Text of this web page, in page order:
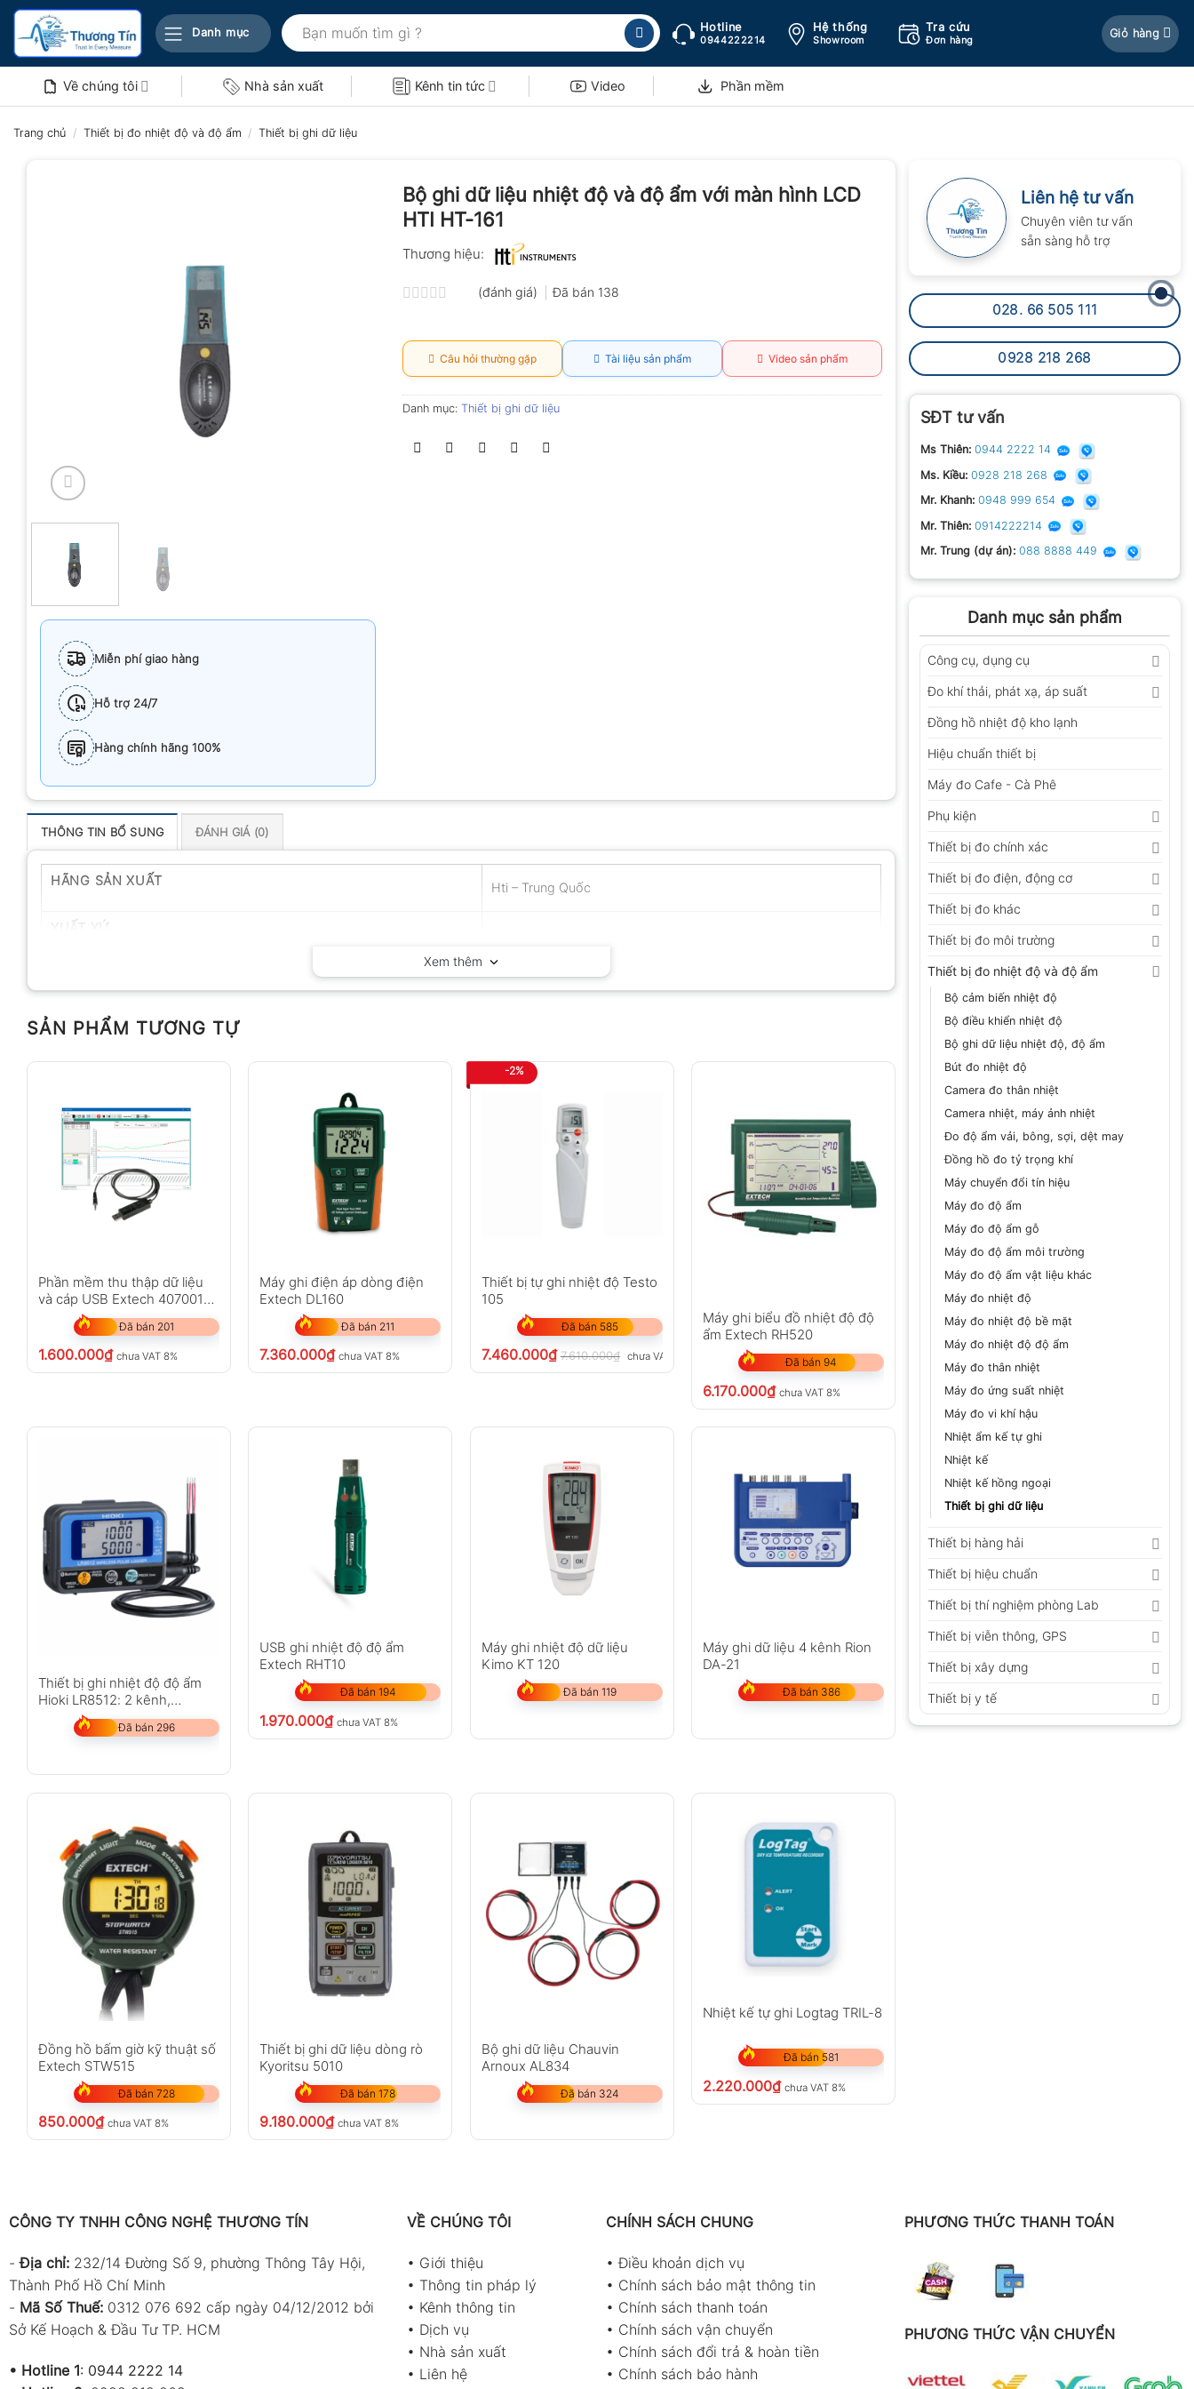
Bỏ
nội
Danh mục
Tìm
kiếm:
Hotline
0944222214
Hệ thống
Showroom
Tra cứu
Đơn hàng
Giỏ hàng
Về chúng tôi Nhà sản xuất Kênh tin tức Video Phần mềm
Trang chủ / Thiết bị đo nhiệt độ và độ ẩm / Thiết bị ghi dữ liệu
Liên hệ tư vấn
Chuyên viên tư vấn
sẵn sàng hỗ trợ
028. 66 505 111
0928 218 268
SĐT tư vấn
Ms Thiên: 0944 2222 14
Ms. Kiều: 0928 218 268
Mr. Khanh: 0948 999 654
Mr. Thiên: 0914222214
Mr. Trung (dự án): 088 8888 449
Danh mục sản phẩm
Công cụ, dụng cụ
Đo khí thải, phát xạ, áp suất
Đồng hồ nhiệt độ kho lạnh
Hiệu chuẩn thiết bị
Máy đo Cafe - Cà Phê
Phụ kiện
Thiết bị đo chính xác
Thiết bị đo điện, động cơ
Thiết bị đo khác
Thiết bị đo môi trường
Thiết bị đo nhiệt độ và độ ẩm
Bộ cảm biến nhiệt độ
Bộ điều khiển nhiệt độ
Bộ ghi dữ liệu nhiệt độ, độ ẩm
Bút đo nhiệt độ
Camera đo thân nhiệt
Camera nhiệt, máy ảnh nhiệt
Đo độ ẩm vải, bông, sợi, dệt may
Đồng hồ đo tỷ trọng khí
Máy chuyển đổi tín hiệu
Máy đo độ ẩm
Máy đo độ ẩm gỗ
Máy đo độ ẩm môi trường
Máy đo độ ẩm vật liệu khác
Máy đo nhiệt độ
Máy đo nhiệt độ bề mặt
Máy đo nhiệt độ độ ẩm
Máy đo thân nhiệt
Máy đo ứng suất nhiệt
Máy đo vi khí hậu
Nhiệt ẩm kế tự ghi
Nhiệt kế
Nhiệt kế hồng ngoại
Thiết bị ghi dữ liệu
Thiết bị hàng hải
Thiết bị hiệu chuẩn
Thiết bị thí nghiệm phòng Lab
Thiết bị viễn thông, GPS
Thiết bị xây dựng
Thiết bị y tế
Miễn phí giao hàng
Hỗ trợ 24/7
Hàng chính hãng 100%
Bộ ghi dữ liệu nhiệt độ và độ ẩm với màn hình LCD
HTI HT-161
Thương hiệu:
hạng
5
(đánh giá) Đã bán 138
Câu hỏi thường gặp Tài liệu sản phẩm Video sản phẩm
Danh mục: Thiết bị ghi dữ liệu
THÔNG TIN BỔ SUNG ĐÁNH GIÁ (0)
HÃNG SẢN XUẤT Hti – Trung Quốc
Xem thêm
SẢN PHẨM TƯƠNG TỰ
Phần mềm thu thập dữ liệu
và cáp USB Extech 407001-
Đã bán 201
1.600.000₫ chưa VAT 8%
Máy ghi điện áp dòng điện
Extech DL160
Đã bán 211
7.360.000₫ chưa VAT 8%
-2%
Thiết bị tự ghi nhiệt độ Testo
105
Đã bán 585
7.460.000₫ 7.610.000₫ chưa VAT 8%
Máy ghi biểu đồ nhiệt độ độ
ẩm Extech RH520
Đã bán 94
6.170.000₫ chưa VAT 8%
Thiết bị ghi nhiệt độ độ ẩm
Hioki LR8512: 2 kênh,
Bluetooth
Đã bán 296
USB ghi nhiệt độ độ ẩm
Extech RHT10
Đã bán 194
1.970.000₫ chưa VAT 8%
Máy ghi nhiệt độ dữ liệu
Kimo KT 120
Đã bán 119
Máy ghi dữ liệu 4 kênh Rion
DA-21
Đã bán 386
Đồng hồ bấm giờ kỹ thuật số
Extech STW515
Đã bán 728
850.000₫ chưa VAT 8%
Thiết bị ghi dữ liệu dòng rò
Kyoritsu 5010
Đã bán 178
9.180.000₫ chưa VAT 8%
Bộ ghi dữ liệu Chauvin
Arnoux AL834
Đã bán 324
Nhiệt kế tự ghi Logtag TRIL-8
Đã bán 581
2.220.000₫ chưa VAT 8%
CÔNG TY TNHH CÔNG NGHỆ THƯƠNG TÍN
-Địa chỉ: 232/14 Đường Số 9, phường Thông Tây Hội,
Thành Phố Hồ Chí Minh
- Mã Số Thuế: 0312 076 692 cấp ngày 04/12/2012 bởi
Sở Kế Hoạch & Đầu Tư TP. HCM
• Hotline 1: 0944 2222 14
VỀ CHÚNG TÔI
• Giới thiệu
• Thông tin pháp lý
• Kênh thông tin
• Dịch vụ
• Nhà sản xuất
• Liên hệ
CHÍNH SÁCH CHUNG
•Điều khoản dịch vụ
• Chính sách bảo mật thông tin
• Chính sách thanh toán
• Chính sách vận chuyển
• Chính sách đổi trả & hoàn tiền
• Chính sách bảo hành
PHƯƠNG THỨC THANH TOÁN
PHƯƠNG THỨC VẬN CHUYỂN